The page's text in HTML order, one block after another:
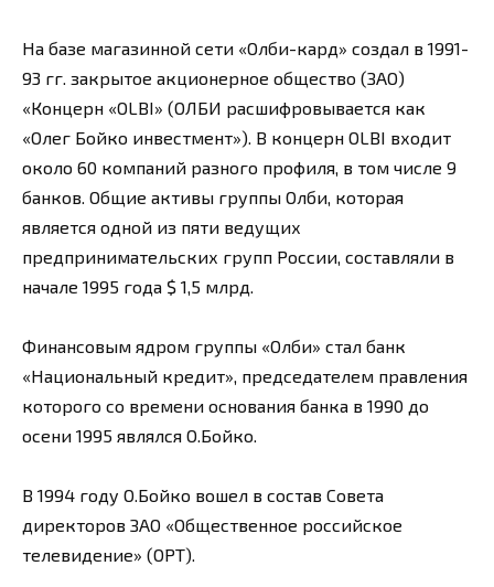
На базе магазинной сети «Олби-кард» создал в 1991-
93 гг. закрытое акционерное общество (ЗАО)
«Концерн «OLBI» (ОЛБИ расшифровывается как
«Олег Бойко инвестмент»). В концерн OLBI входит
около 60 компаний разного профиля, в том числе 9
банков. Общие активы группы Олби, которая
является одной из пяти ведущих
предпринимательских групп России, составляли в
начале 1995 года $ 1,5 млрд.
Финансовым ядром группы «Олби» стал банк
«Национальный кредит», председателем правления
которого со времени основания банка в 1990 до
осени 1995 являлся О.Бойко.
В 1994 году О.Бойко вошел в состав Совета
директоров ЗАО «Общественное российское
телевидение» (ОРТ).